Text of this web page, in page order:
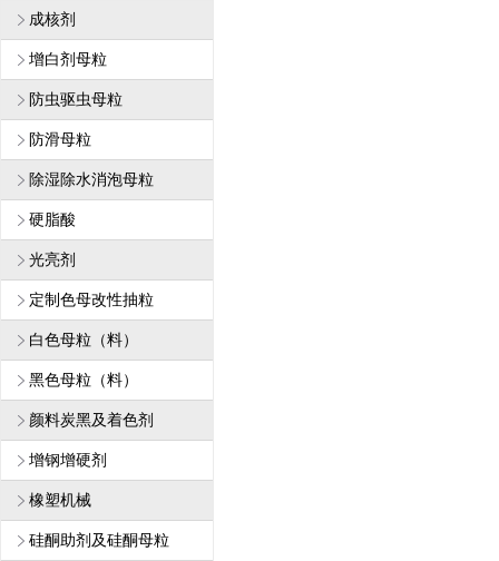
成核剂
增白剂母粒
防虫驱虫母粒
防滑母粒
除湿除水消泡母粒
硬脂酸
光亮剂
定制色母改性抽粒
白色母粒（料）
黑色母粒（料）
颜料炭黑及着色剂
增钢增硬剂
橡塑机械
硅酮助剂及硅酮母粒